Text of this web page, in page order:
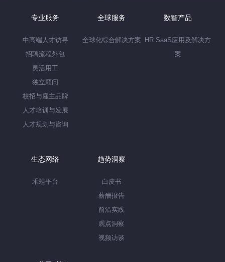
专业服务
中高端人才访寻
招聘流程外包
灵活用工
独立顾问
校招与雇主品牌
人才培训与发展
人才规划与咨询
全球服务
全球化综合解决方案
数智产品
HR SaaS应用及解决方
案
生态网络
禾蛙平台
趋势洞察
白皮书
薪酬报告
前沿实践
观点洞察
视频访谈